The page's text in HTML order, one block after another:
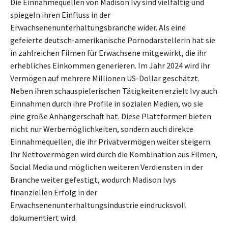
spiegeln ihren Einfluss in der
Erwachsenenunterhaltungsbranche wider. Als eine
gefeierte deutsch-amerikanische Pornodarstellerin hat sie
in zahlreichen Filmen für Erwachsene mitgewirkt, die ihr
erhebliches Einkommen generieren. Im Jahr 2024 wird ihr
Vermögen auf mehrere Millionen US-Dollar geschätzt.
Neben ihren schauspielerischen Tätigkeiten erzielt Ivy auch
Einnahmen durch ihre Profile in sozialen Medien, wo sie
eine große Anhängerschaft hat. Diese Plattformen bieten
nicht nur Werbemöglichkeiten, sondern auch direkte
Einnahmequellen, die ihr Privatvermögen weiter steigern.
Ihr Nettovermögen wird durch die Kombination aus Filmen,
Social Media und möglichen weiteren Verdiensten in der
Branche weiter gefestigt, wodurch Madison Ivys
finanziellen Erfolg in der
Erwachsenenunterhaltungsindustrie eindrucksvoll
dokumentiert wird.